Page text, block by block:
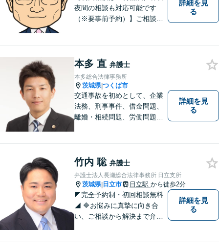
夜間の相談も対応可能です
（※要事前予約）】ご相談、
にお問合せください。
詳細を見
る
本多 直 弁護士
本多総合法律事務所
茨城県|つくば市
交通事故を初めとして、企業
法務、刑事事件、借金問題、
離婚・相続問題、労働問題そ
実・迅速・丁寧な事件処理を
心掛けています。
詳細を見
る
竹内 聡 弁護士
弁護士法人長瀬総合法律事務所 日立支所
茨城県| 日立市 日立駅 から徒歩2分
◤完全予約制・初回相談無料
◢ 🔷お悩みに真摯に向き合
い、ご相談から解決まで弁護
詳細を見
る